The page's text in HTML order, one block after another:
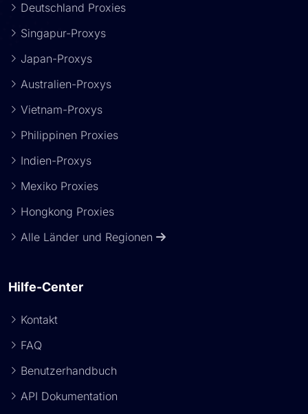
Deutschland Proxies
Singapur-Proxys
Japan-Proxys
Australien-Proxys
Vietnam-Proxys
Philippinen Proxies
Indien-Proxys
Mexiko Proxies
Hongkong Proxies
Alle Länder und Regionen
Hilfe-Center
Kontakt
FAQ
Benutzerhandbuch
API Dokumentation